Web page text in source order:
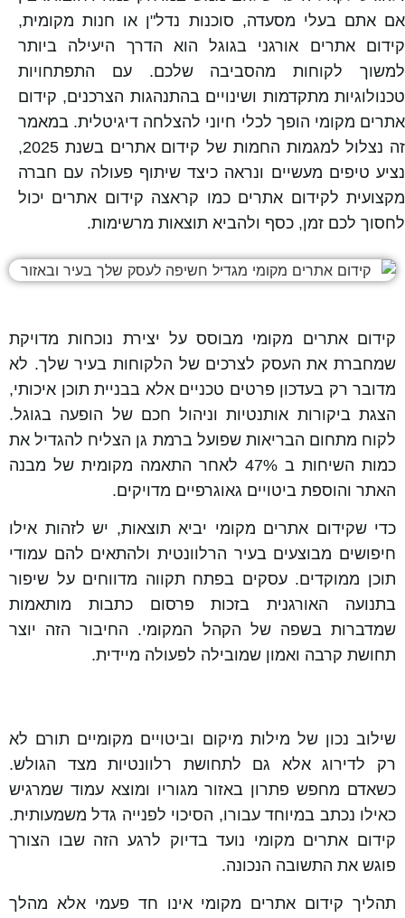
אם אתם בעלי מסעדה, סוכנות נדל"ן או חנות מקומית,
קידום אתרים אורגני בגוגל הוא הדרך היעילה ביותר
למשוך לקוחות מהסביבה שלכם. עם התפתחויות
טכנולוגיות מתקדמות ושינויים בהתנהגות הצרכנים, קידום
אתרים מקומי הופך לכלי חיוני להצלחה דיגיטלית. במאמר
זה נצלול למגמות החמות של קידום אתרים בשנת 2025,
נציע טיפים מעשיים ונראה כיצד שיתוף פעולה עם חברה
מקצועית לקידום אתרים כמו קראצה קידום אתרים יכול
לחסוך לכם זמן, כסף ולהביא תוצאות מרשימות.
קידום אתרים מקומי מבוסס על יצירת נוכחות מדויקת
שמחברת את העסק לצרכים של הלקוחות בעיר שלך. לא
מדובר רק בעדכון פרטים טכניים אלא בבניית תוכן איכותי,
הצגת ביקורות אותנטיות וניהול חכם של הופעה בגוגל.
לקוח מתחום הבריאות שפועל ברמת גן הצליח להגדיל את
כמות השיחות ב 47% לאחר התאמה מקומית של מבנה
האתר והוספת ביטויים גאוגרפיים מדויקים.
כדי שקידום אתרים מקומי יביא תוצאות, יש לזהות אילו
חיפושים מבוצעים בעיר הרלוונטית ולהתאים להם עמודי
תוכן ממוקדים. עסקים בפתח תקווה מדווחים על שיפור
בתנועה האורגנית בזכות פרסום כתבות מותאמות
שמדברות בשפה של הקהל המקומי. החיבור הזה יוצר
תחושת קרבה ואמון שמובילה לפעולה מיידית.
שילוב נכון של מילות מיקום וביטויים מקומיים תורם לא
רק לדירוג אלא גם לתחושת רלוונטיות מצד הגולש.
כשאדם מחפש פתרון באזור מגוריו ומוצא עמוד שמרגיש
כאילו נכתב במיוחד עבורו, הסיכוי לפנייה גדל משמעותית.
קידום אתרים מקומי נועד בדיוק לרגע הזה שבו הצורך
פוגש את התשובה הנכונה.
תהליך קידום אתרים מקומי אינו חד פעמי אלא מהלך